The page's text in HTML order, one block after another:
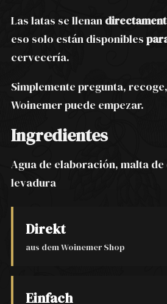
Las latas se llenan
eso solo están disponibles
cervecería.
Simplemente pregunta,
Woinemer puede empezar.
Ingredientes
Agua de elaboración, malta
levadura
Direkt
aus dem Woinemer Shop
Einfach